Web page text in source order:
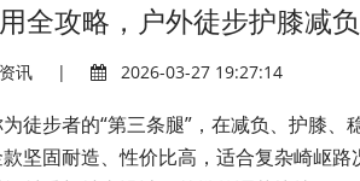
全攻略，户外徒步护膝减
讯 | 2026-03-27 19:27:14
徒步者的“第三条腿”，在减负、护膝、
坚固耐造、性价比高，适合复杂崎岖